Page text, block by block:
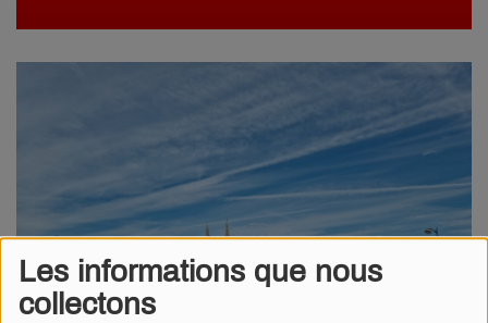
Les informations que nous
collectons